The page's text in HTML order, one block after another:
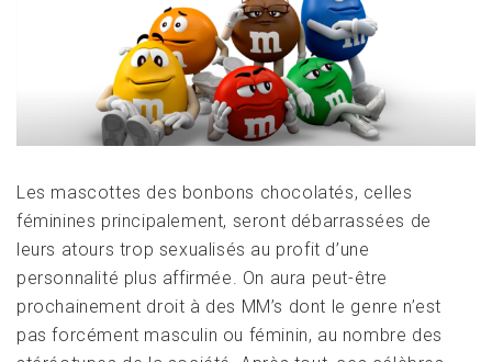
Les mascottes des bonbons chocolatés, celles
féminines principalement, seront débarrassées de
leurs atours trop sexualisés au profit d’une
personnalité plus affirmée. On aura peut-être
prochainement droit à des MM’s dont le genre n’est
pas forcément masculin ou féminin, au nombre des